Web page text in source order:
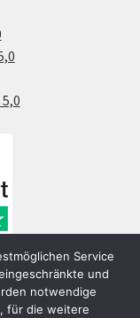
Service
und
notwendige
für die weitere